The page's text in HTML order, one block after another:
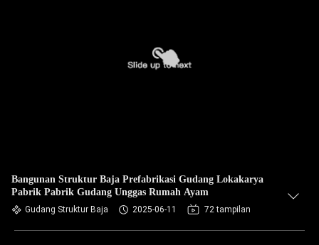
Bangunan Struktur Baja Prefabrikasi Gudang Lokakarya
Pabrik Pabrik Gudang Unggas Rumah Ayam
Gudang Struktur Baja 2025-06-11 72 tampilan